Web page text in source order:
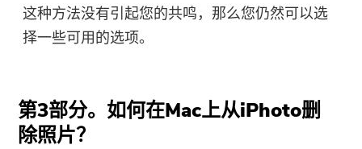
这种方法没有引起您的共鸣，那么您仍然可以选
择一些可用的选项。
第3部分。如何在Mac上从iPhoto删
除照片？